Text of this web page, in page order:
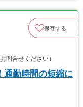
保存する
合せください）
通勤時間の短縮に